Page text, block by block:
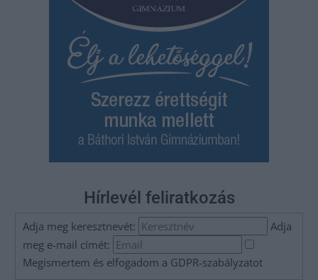
Hírlevél feliratkozás
Adja meg keresztnevét:
Adja
meg e-mail címét:
Megismertem és elfogadom a GDPR-szabályzatot